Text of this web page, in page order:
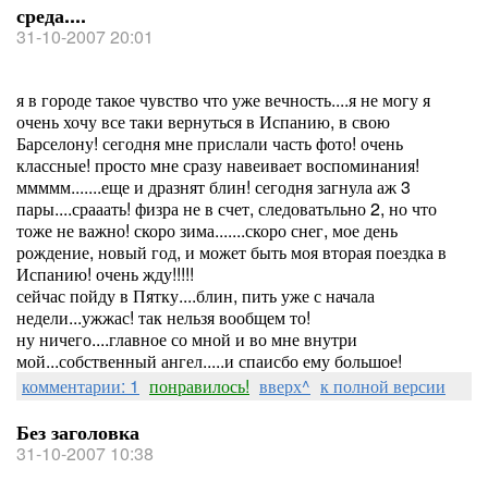
среда....
31-10-2007 20:01
я в городе такое чувство что уже вечность....я не могу я
очень хочу все таки вернуться в Испанию, в свою
Барселону! сегодня мне прислали часть фото! очень
классные! просто мне сразу навеивает воспоминания!
ммммм.......еще и дразнят блин! сегодня загнула аж 3
пары....срааать! физра не в счет, следоватьльно 2, но что
тоже не важно! скоро зима.......скоро снег, мое день
рождение, новый год, и может быть моя вторая поездка в
Испанию! очень жду!!!!!
сейчас пойду в Пятку....блин, пить уже с начала
недели...ужжас! так нельзя вообщем то!
ну ничего....главное со мной и во мне внутри
мой...собственный ангел.....и спаисбо ему большое!
комментарии: 1 понравилось! вверх^ к полной версии
Без заголовка
31-10-2007 10:38